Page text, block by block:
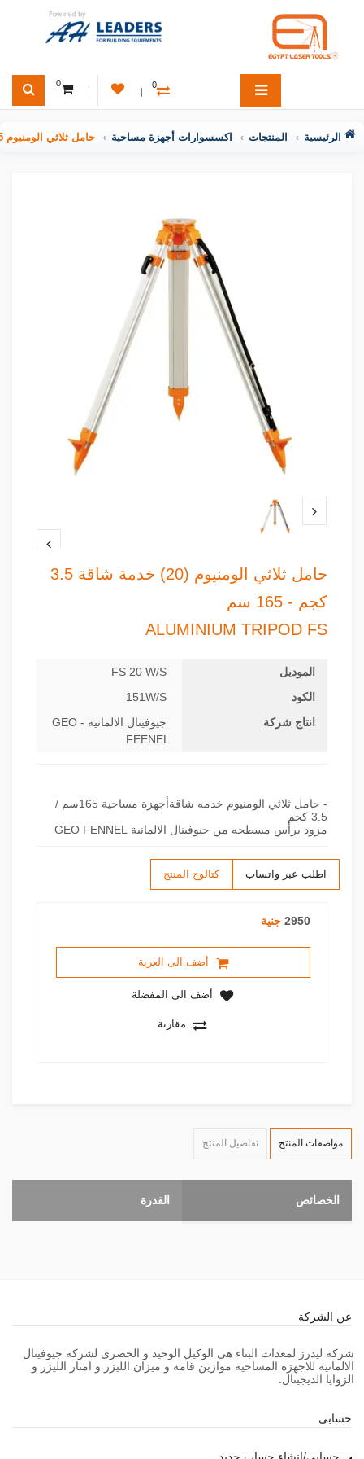
0
0
الرئيسية المنتجات اكسسوارات أجهزة مساحية حامل ثلاثي الومنيوم 165 سم ثابت لأجهزة المساحة من ELT
حامل ثلاثي الومنيوم (20) خدمة شاقة 3.5
كجم - 165 سم
ALUMINIUM TRIPOD FS
الموديل
الكود
انتاج شركة
جيوفينال الالمانية - GEO
FEENEL
- حامل ثلاثي الومنيوم خدمه شاقةأجهزة مساحية 165سم /
مزود برأس مسطحه من جيوفينال الالمانية GEO FENNEL
اطلب عبر واتساب كتالوج المنتج
2950 جنية
أضف الى العربة
أضف الى المفضلة
مقارنة
مواصفات المنتج تفاصيل المنتج
الخصائص القدرة
عن الشركة
شركة ليدرز لمعدات البناء هى الوكيل الوحيد و الحصرى لشركة جيوفينال
الالمانية للاجهزة المساحية موازين قامة و ميزان الليزر و امتار الليزر و
الزوايا الديجيتال.
حسابى
حسابي/انشاء حساب جديد